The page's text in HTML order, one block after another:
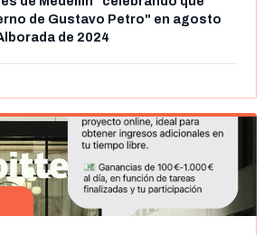
de Gustavo Petro" en agosto
de 2024